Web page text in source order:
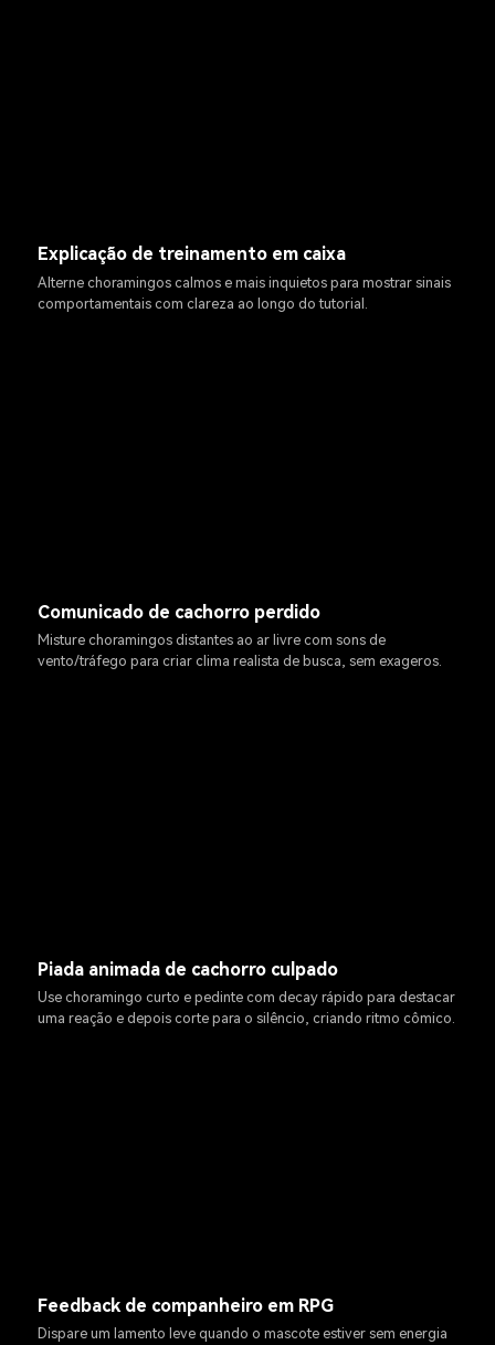
Explicação de treinamento em caixa
Alterne choramingos calmos e mais inquietos para mostrar sinais
comportamentais com clareza ao longo do tutorial.
Comunicado de cachorro perdido
Misture choramingos distantes ao ar livre com sons de
vento/tráfego para criar clima realista de busca, sem exageros.
Piada animada de cachorro culpado
Use choramingo curto e pedinte com decay rápido para destacar
uma reação e depois corte para o silêncio, criando ritmo cômico.
Feedback de companheiro em RPG
Dispare um lamento leve quando o mascote estiver sem energia